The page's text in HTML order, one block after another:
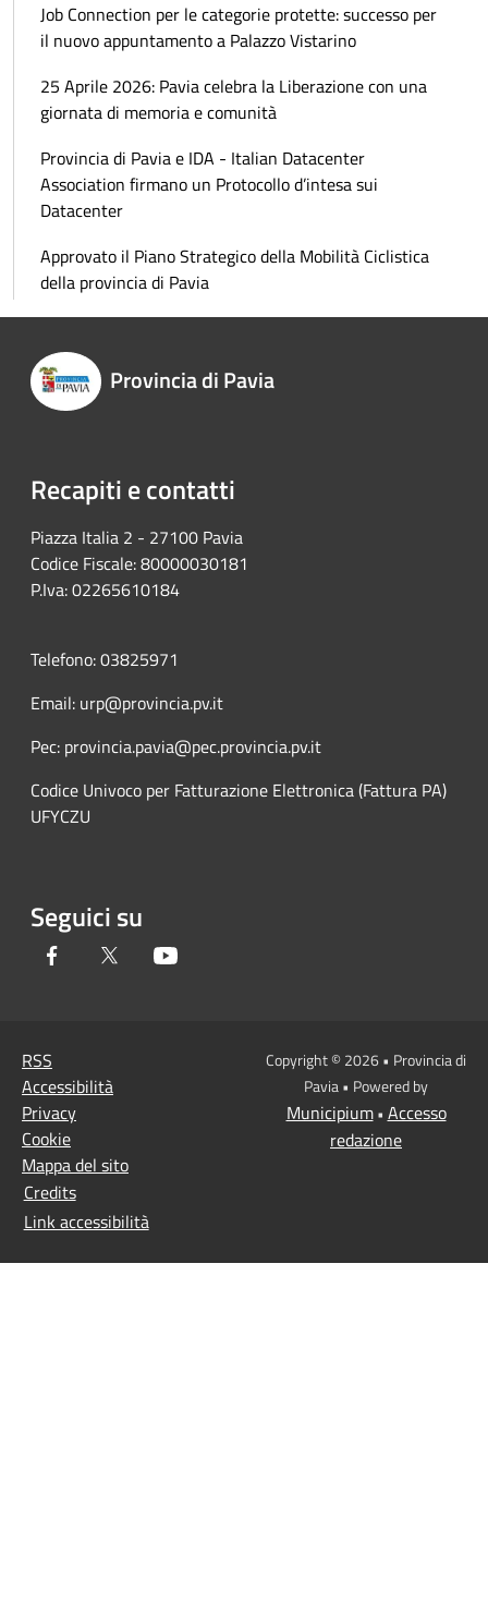
Job Connection per le categorie protette: successo per
il nuovo appuntamento a Palazzo Vistarino
25 Aprile 2026: Pavia celebra la Liberazione con una
giornata di memoria e comunità
Provincia di Pavia e IDA - Italian Datacenter
Association firmano un Protocollo d’intesa sui
Datacenter
Approvato il Piano Strategico della Mobilità Ciclistica
della provincia di Pavia
Provincia di Pavia
Recapiti e contatti
Piazza Italia 2 - 27100 Pavia
Codice Fiscale: 80000030181
P.Iva: 02265610184
Telefono: 03825971
Email: urp@provincia.pv.it
Pec: provincia.pavia@pec.provincia.pv.it
Codice Univoco per Fatturazione Elettronica (Fattura PA)
UFYCZU
Seguici su
Facebook Twitter
RSS
Accessibilità
Privacy
Cookie
Mappa del sito
Credits
Link accessibilità
Copyright © 2026 • Provincia di
Pavia • Powered by
Municipium• Accesso
redazione